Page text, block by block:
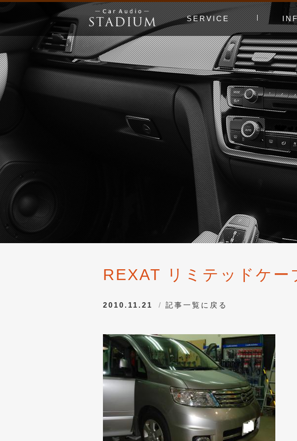
SERVICE
ドア制振〜極み〜
エンクロージャー
Price List（工賃表）
MUSIC WORLD STADIUM
漫画でわかる！よくある質問
初心者の日 Beginners DAY
ホームオーディオ カース
あえて
REXAT リミテッドケ
2010.11.21 記事一覧に戻る